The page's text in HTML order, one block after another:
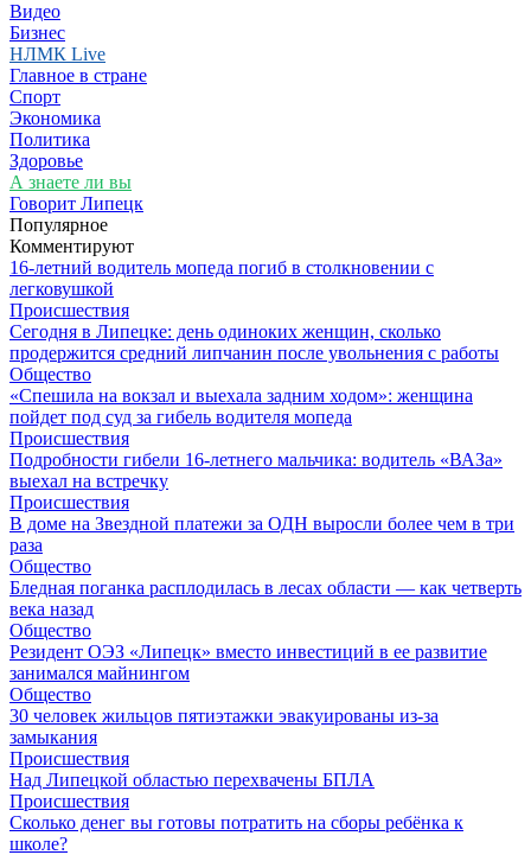
Видео
Бизнес
НЛМК Live
Главное в стране
Спорт
Экономика
Политика
Здоровье
А знаете ли вы
Говорит Липецк
Популярное
Комментируют
16-летний водитель мопеда погиб в столкновении с
легковушкой
Происшествия
Сегодня в Липецке: день одиноких женщин, сколько
продержится средний липчанин после увольнения с работы
Общество
«Спешила на вокзал и выехала задним ходом»: женщина
пойдет под суд за гибель водителя мопеда
Происшествия
Подробности гибели 16-летнего мальчика: водитель «ВАЗа»
выехал на встречку
Происшествия
В доме на Звездной платежи за ОДН выросли более чем в три
раза
Общество
Бледная поганка расплодилась в лесах области — как четверть
века назад
Общество
Резидент ОЭЗ «Липецк» вместо инвестиций в ее развитие
занимался майнингом
Общество
30 человек жильцов пятиэтажки эвакуированы из-за
замыкания
Происшествия
Над Липецкой областью перехвачены БПЛА
Происшествия
Сколько денег вы готовы потратить на сборы ребёнка к
школе?